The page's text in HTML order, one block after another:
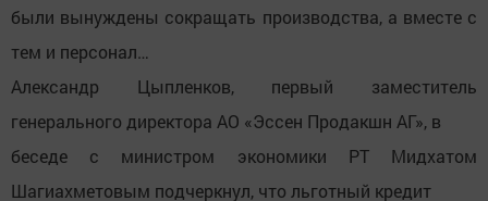
были вынуждены сокращать производства, а вместе с
тем и персонал…
Александр Цыпленков, первый заместитель
генерального директора АО «Эссен Продакшн АГ», в
беседе с министром экономики РТ Мидхатом
Шагиахметовым подчеркнул, что льготный кредит